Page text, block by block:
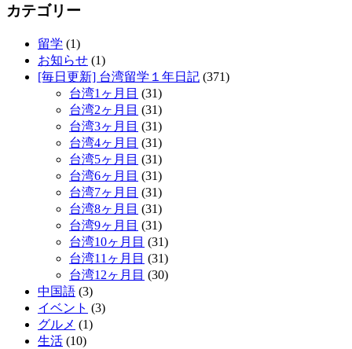
カテゴリー
留学 (1)
お知らせ (1)
[毎日更新] 台湾留学１年日記 (371)
台湾1ヶ月目 (31)
台湾2ヶ月目 (31)
台湾3ヶ月目 (31)
台湾4ヶ月目 (31)
台湾5ヶ月目 (31)
台湾6ヶ月目 (31)
台湾7ヶ月目 (31)
台湾8ヶ月目 (31)
台湾9ヶ月目 (31)
台湾10ヶ月目 (31)
台湾11ヶ月目 (31)
台湾12ヶ月目 (30)
中国語 (3)
イベント (3)
グルメ (1)
生活 (10)